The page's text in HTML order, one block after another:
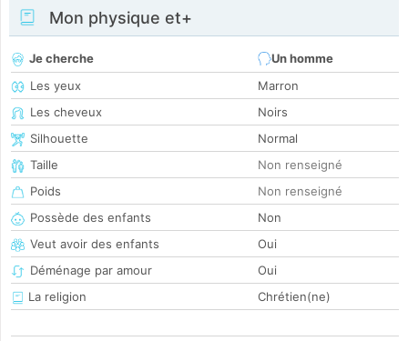
Mon physique et+
Je cherche
Un homme
Les yeux
Marron
Les cheveux
Noirs
Silhouette
Normal
Taille
Non renseigné
Poids
Non renseigné
Possède des enfants
Non
Veut avoir des enfants
Oui
Déménage par amour
Oui
La religion
Chrétien(ne)